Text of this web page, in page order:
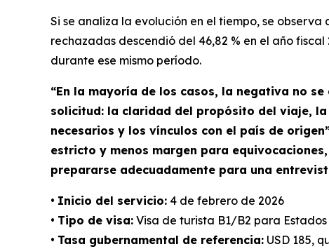
Si se analiza la evolución en el tiempo, se
rechazadas descendió del 46,82 % en el año
durante ese mismo período.
“En la mayoría de los casos, la negativa no
solicitud: la claridad del propósito del viaje,
necesarios y los vínculos con el país de
estricto y menos margen para
prepararse adecuadamente para una
• Inicio del servicio: 4 de febrero de 2026
• Tipo de visa: Visa de turista B1/B2 para Estados
• Tasa gubernamental de referencia: USD 185,